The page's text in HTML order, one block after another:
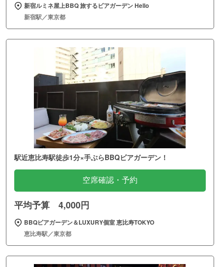
新宿ルミネ屋上BBQ 旅するビアガーデン Hello
新宿駅／東京都
駅近恵比寿駅徒歩1分×手ぶらBBQビアガーデン！
空席確認・予約
平均予算 4,000円
BBQビアガーデン＆LUXURY個室 恵比寿TOKYO
恵比寿駅／東京都